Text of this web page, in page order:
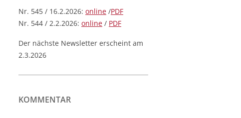
Nr. 545 / 16.2.2026: online /PDF
Nr. 544 / 2.2.2026: online / PDF
Der nächste Newsletter erscheint am
2.3.2026
KOMMENTAR